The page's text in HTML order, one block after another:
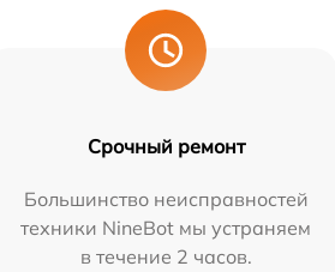
Срочный ремонт
Большинство неисправностей
техники NineBot мы устраняем
в течение 2 часов.